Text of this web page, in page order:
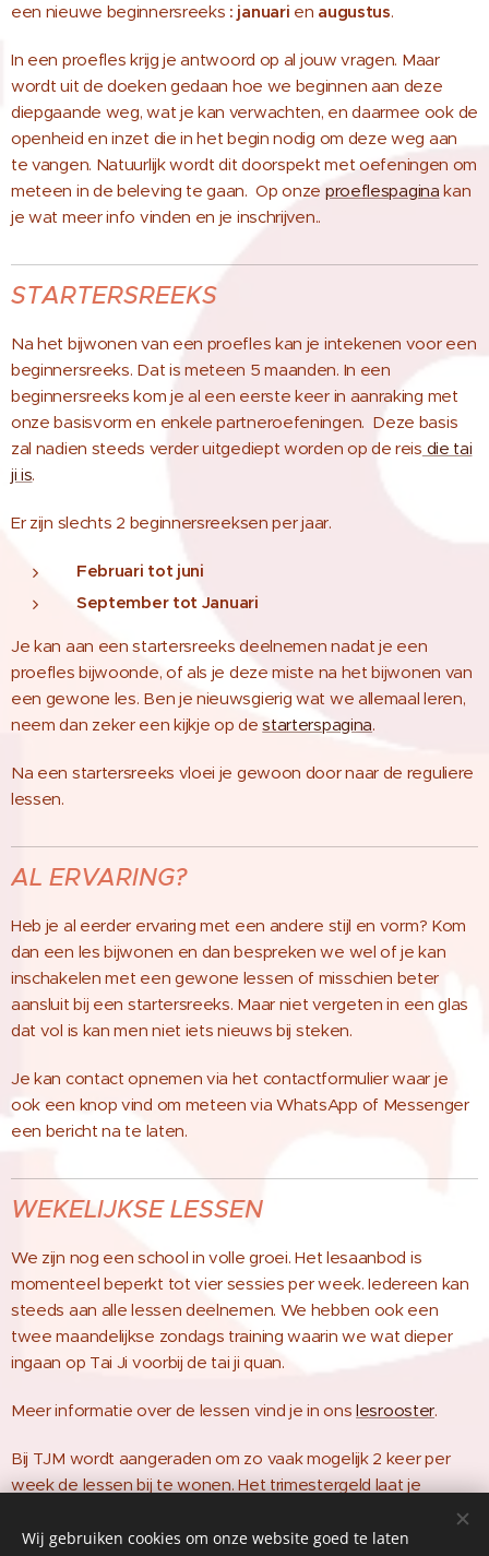
een nieuwe beginnersreeks : januari en augustus.
In een proefles krijg je antwoord op al jouw vragen. Maar
wordt uit de doeken gedaan hoe we beginnen aan deze
diepgaande weg, wat je kan verwachten, en daarmee ook de
openheid en inzet die in het begin nodig om deze weg aan
te vangen. Natuurlijk wordt ditdoorspekt met oefeningen om
meteen in de beleving te gaan. Op onze proeflespagina kan
je wat meer info vinden en je inschrijven..
STARTERSREEKS
Na het bijwonen van een proefles kan je intekenen voor een
beginnersreeks. Dat is meteen 5 maanden. In een
beginnersreeks kom je al een eerste keer in aanraking met
onze basisvorm en enkele partneroefeningen. Deze basis
zal nadien steeds verder uitgediept worden op de reis die tai
ji is.
Er zijn slechts 2 beginnersreeksen per jaar.
Februari tot juni
September tot Januari
Je kan aan een startersreeks deelnemen nadat je een
proefles bijwoonde, of als je deze miste na het bijwonen van
een gewone les. Ben je nieuwsgierig wat we allemaal leren,
neem dan zeker een kijkje op destarterspagina.
Na een startersreeks vloei je gewoon door naar de reguliere
lessen.
AL ERVARING?
Heb je al eerder ervaring met een andere stijl en vorm? Kom
dan een les bijwonen en dan bespreken we wel of je kan
inschakelen met een gewone lessen of misschien beter
aansluit bij een startersreeks. Maar niet vergeten in een glas
dat vol is kan men niet iets nieuws bij steken.
Je kan contact opnemen via het contactformulier waar je
ook een knop vind om meteen via WhatsApp of Messenger
een bericht na te laten.
WEKELIJKSE LESSEN
We zijn nog een school in volle groei. Het lesaanbod is
momenteel beperkt tot vier sessies per week. Iedereen kan
steeds aan alle lessen deelnemen. We hebben ook een
twee maandelijkse zondags training waarin we wat dieper
ingaan op Tai Ji voorbij de tai ji quan.
Meer informatie over de lessen vind je in onslesrooster.
Bij TJM wordt aangeraden om zo vaak mogelijk 2 keer per
week de lessen bij te wonen. Het trimestergeld laat je
Wij gebruiken cookies om onze website goed te laten